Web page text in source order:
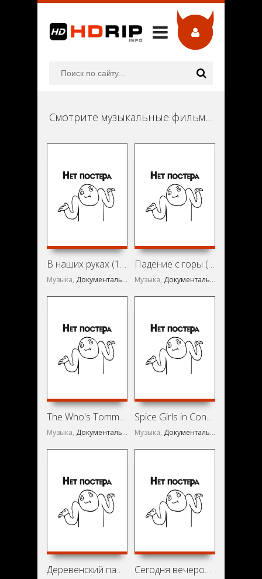
Смотрите музыкальные фильмы онлайн в хорошем качестве
В наших руках (1984)
Музыка, Документальный
Падение с горы (2000)
Музыка, Документальный
The Who's Tommy, the Amazing Journey (1993)
Музыка, Документальный
Spice Girls in Concert: Wild! (1998)
Музыка, Документальный
Деревенский парень (1966) Сегодня вечером давайте все займемся в Лондоне любовью (1967)